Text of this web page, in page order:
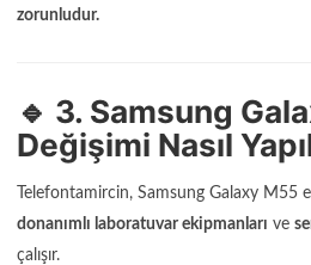
zorunludur.
🔹 3. Samsung
Değişimi Nasıl
Telefontamircin, Samsung Galaxy M55
donanımlı laboratuvar ekipmanları ve
çalışır.